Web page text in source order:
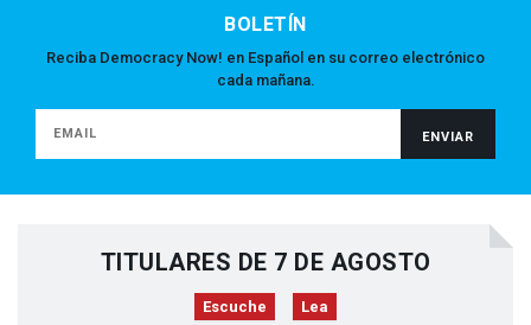
BOLETÍN
Reciba Democracy Now! en Español en su correo electrónico
cada mañana.
TITULARES DE 7 DE AGOSTO
Escuche Lea